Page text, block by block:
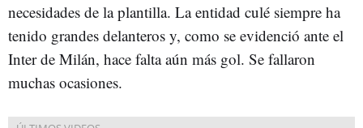
necesidades de la plantilla. La entidad culé siempre ha
tenido grandes delanteros y, como se evidenció ante el
Inter de Milán, hace falta aún más gol. Se fallaron
muchas ocasiones.